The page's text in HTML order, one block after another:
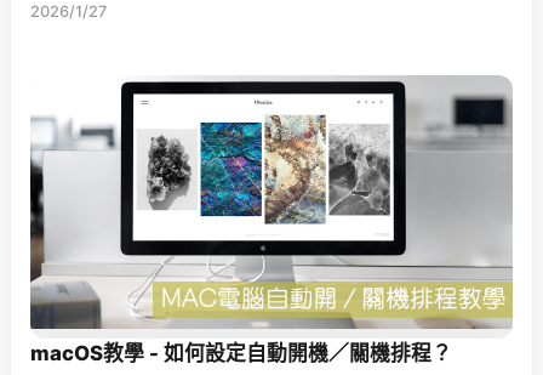
2026/1/27
macOS教學 - 如何設定自動開機／關機排程？